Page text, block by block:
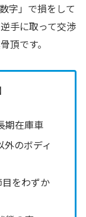
字」で損をして
手に取って交渉
頂です。
期在庫車
のボディ
をわずか